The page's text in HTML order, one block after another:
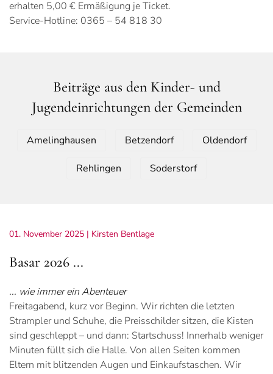
erhalten 5,00 € Ermäßigung je Ticket.
Service-Hotline: 0365 – 54 818 30
Beiträge aus den Kinder- und
Jugendeinrichtungen der Gemeinden
Amelinghausen Betzendorf Oldendorf
Rehlingen Soderstorf
01. November 2025 | Kirsten Bentlage
Basar 2026 ...
... wie immer ein Abenteuer
Freitagabend, kurz vor Beginn. Wir richten die letzten
Strampler und Schuhe, die Preisschilder sitzen, die Kisten
sind geschleppt – und dann: Startschuss! Innerhalb weniger
Minuten füllt sich die Halle. Von allen Seiten kommen
Eltern mit blitzenden Augen und Einkaufstaschen. Wir